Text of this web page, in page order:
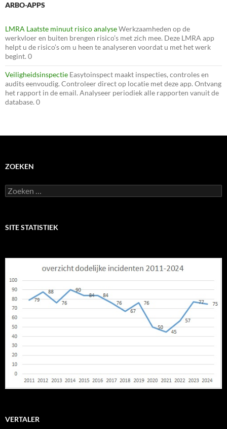
ARBO-APPS
LMRA Laatste minuut risico analyseWerkzaamheden op de
werkvloer en buiten brengen risico’s met zich mee. Deze LMRA app
helpt u de risico’s om u heen te analyseren voordat u met het werk
begint. 0
Veiligheidsinspectie Easytoinspect maakt inspecties, controles en
audits eenvoudig. Controleer direct op locatie met deze app. Ontvang
het rapport in de email. Analyseer periodiek alle rapporten vanuit de
database. 0
ZOEKEN
Zoeken
naar:
SITE STATISTIEK
VERTALER